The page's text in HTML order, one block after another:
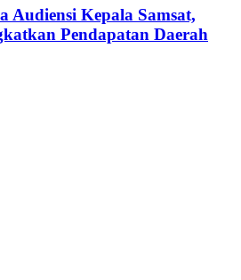
Audiensi Kepala Samsat,
Pendapatan Daerah